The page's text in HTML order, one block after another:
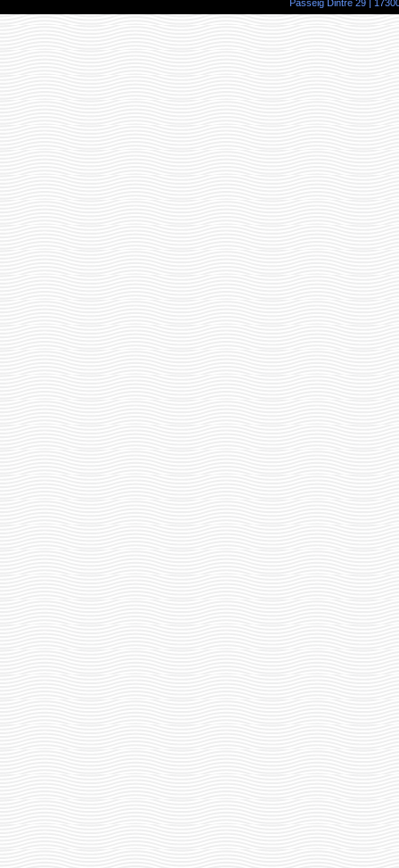
Passeig Dintre 29 |